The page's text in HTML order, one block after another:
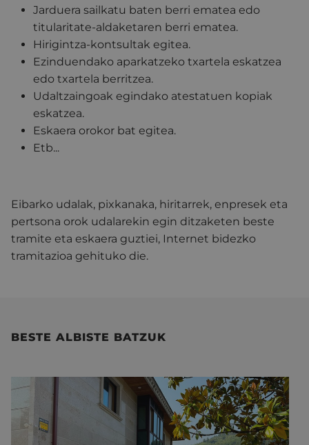
Jarduera sailkatu baten berri ematea edo
titularitate-aldaketaren berri ematea.
Hirigintza-kontsultak egitea.
Ezinduendako aparkatzeko txartela eskatzea
edo txartela berritzea.
Udaltzaingoak egindako atestatuen kopiak
eskatzea.
Eskaera orokor bat egitea.
Etb...
Eibarko udalak, pixkanaka, hiritarrek, enpresek eta
pertsona orok udalarekin egin ditzaketen beste
tramite eta eskaera guztiei, Internet bidezko
tramitazioa gehituko die.
BESTE ALBISTE BATZUK